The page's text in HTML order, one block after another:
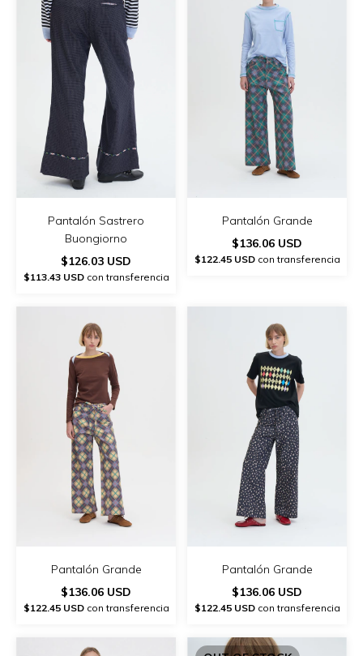
Pantalón Sastrero
Buongiorno
$126.03 USD
$113.43 USDcon transferencia
Pantalón Grande
$136.06 USD
$122.45 USDcon transferencia
Pantalón Grande
$136.06 USD
$122.45 USDcon transferencia
Pantalón Grande
$136.06 USD
$122.45 USDcon transferencia